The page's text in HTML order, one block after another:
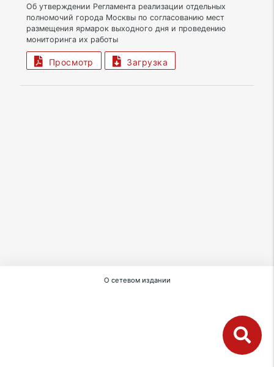
Об утверждении Регламента реализации отдельных
полномочий города Москвы по согласованию мест
размещения ярмарок выходного дня и проведению
мониторинга их работы
Просмотр Загрузка
О сетевом издании